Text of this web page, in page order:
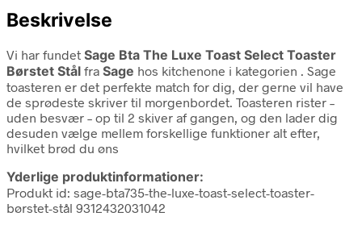
Beskrivelse
Vi har fundet Sage Bta The Luxe Toast Select Toaster
Børstet Stål fra Sage hos kitchenone i kategorien . Sage
toasteren er det perfekte match for dig, der gerne vil have
de sprødeste skriver til morgenbordet. Toasteren rister –
uden besvær – op til 2 skiver af gangen, og den lader dig
desuden vælge mellem forskellige funktioner alt efter,
hvilket brød du øns
Yderlige produktinformationer:
Produkt id: sage-bta735-the-luxe-toast-select-toaster-
børstet-stål 9312432031042